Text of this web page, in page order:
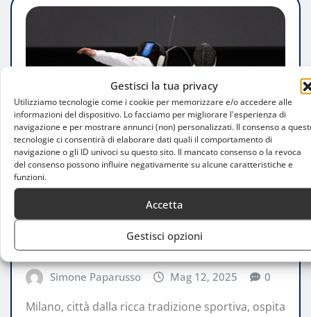
Gestisci la tua privacy
Utilizziamo tecnologie come i cookie per memorizzare e/o accedere alle
informazioni del dispositivo. Lo facciamo per migliorare l'esperienza di
navigazione e per mostrare annunci (non) personalizzati. Il consenso a
tecnologie ci consentirà di elaborare dati quali il comportamento di
navigazione o gli ID univoci su questo sito. Il mancato consenso o la revoca
del consenso possono influire negativamente su alcune caratteristiche e
funzioni.
Accetta
Gestisci opzioni
I club storici di scherma a Milano: un
patrimonio di tradizione e successi
Simone Paparusso Mag 12, 2025 0
Milano, città dalla ricca tradizione sportiva, ospita